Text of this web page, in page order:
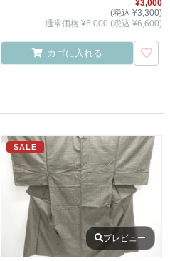
¥3,000
(税込 ¥3,300)
通常価格 ¥6,000 (税込 ¥6,600)
カゴに入れる
SALE
プレビュー